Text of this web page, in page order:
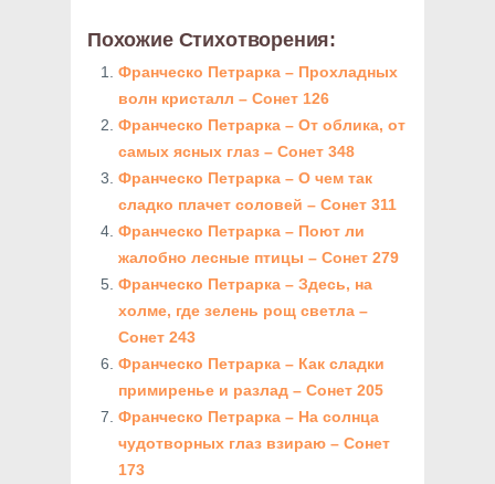
Похожие Стихотворения:
Франческо Петрарка – Прохладных
волн кристалл – Сонет 126
Франческо Петрарка – От облика, от
самых ясных глаз – Сонет 348
Франческо Петрарка – О чем так
сладко плачет соловей – Сонет 311
Франческо Петрарка – Поют ли
жалобно лесные птицы – Сонет 279
Франческо Петрарка – Здесь, на
холме, где зелень рощ светла –
Сонет 243
Франческо Петрарка – Как сладки
примиренье и разлад – Сонет 205
Франческо Петрарка – На солнца
чудотворных глаз взираю – Сонет
173